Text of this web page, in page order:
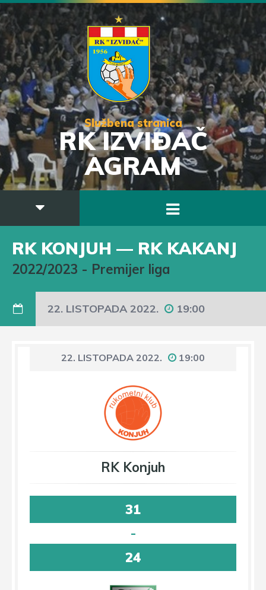
Službena stranica
RK IZVIĐAČ
AGRAM
RK KONJUH — RK KAKANJ
2022/2023 - Premijer liga
22. LISTOPADA 2022. 19:00
22. LISTOPADA 2022. 19:00
RK Konjuh
31
-
24